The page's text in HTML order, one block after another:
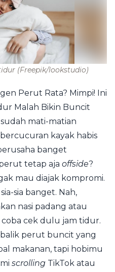
(Freepik/lookstudio)
Perut Rata? Mimpi! Ini
Malah Bikin Buncit
mati-matian
kayak habis
banget
tetap aja offside?
mau diajak kompromi.
sia banget. Nah,
nasi padang atau
cek dulu jam tidur.
perut buncit yang
makanan, tapi hobimu
scrolling TikTok atau